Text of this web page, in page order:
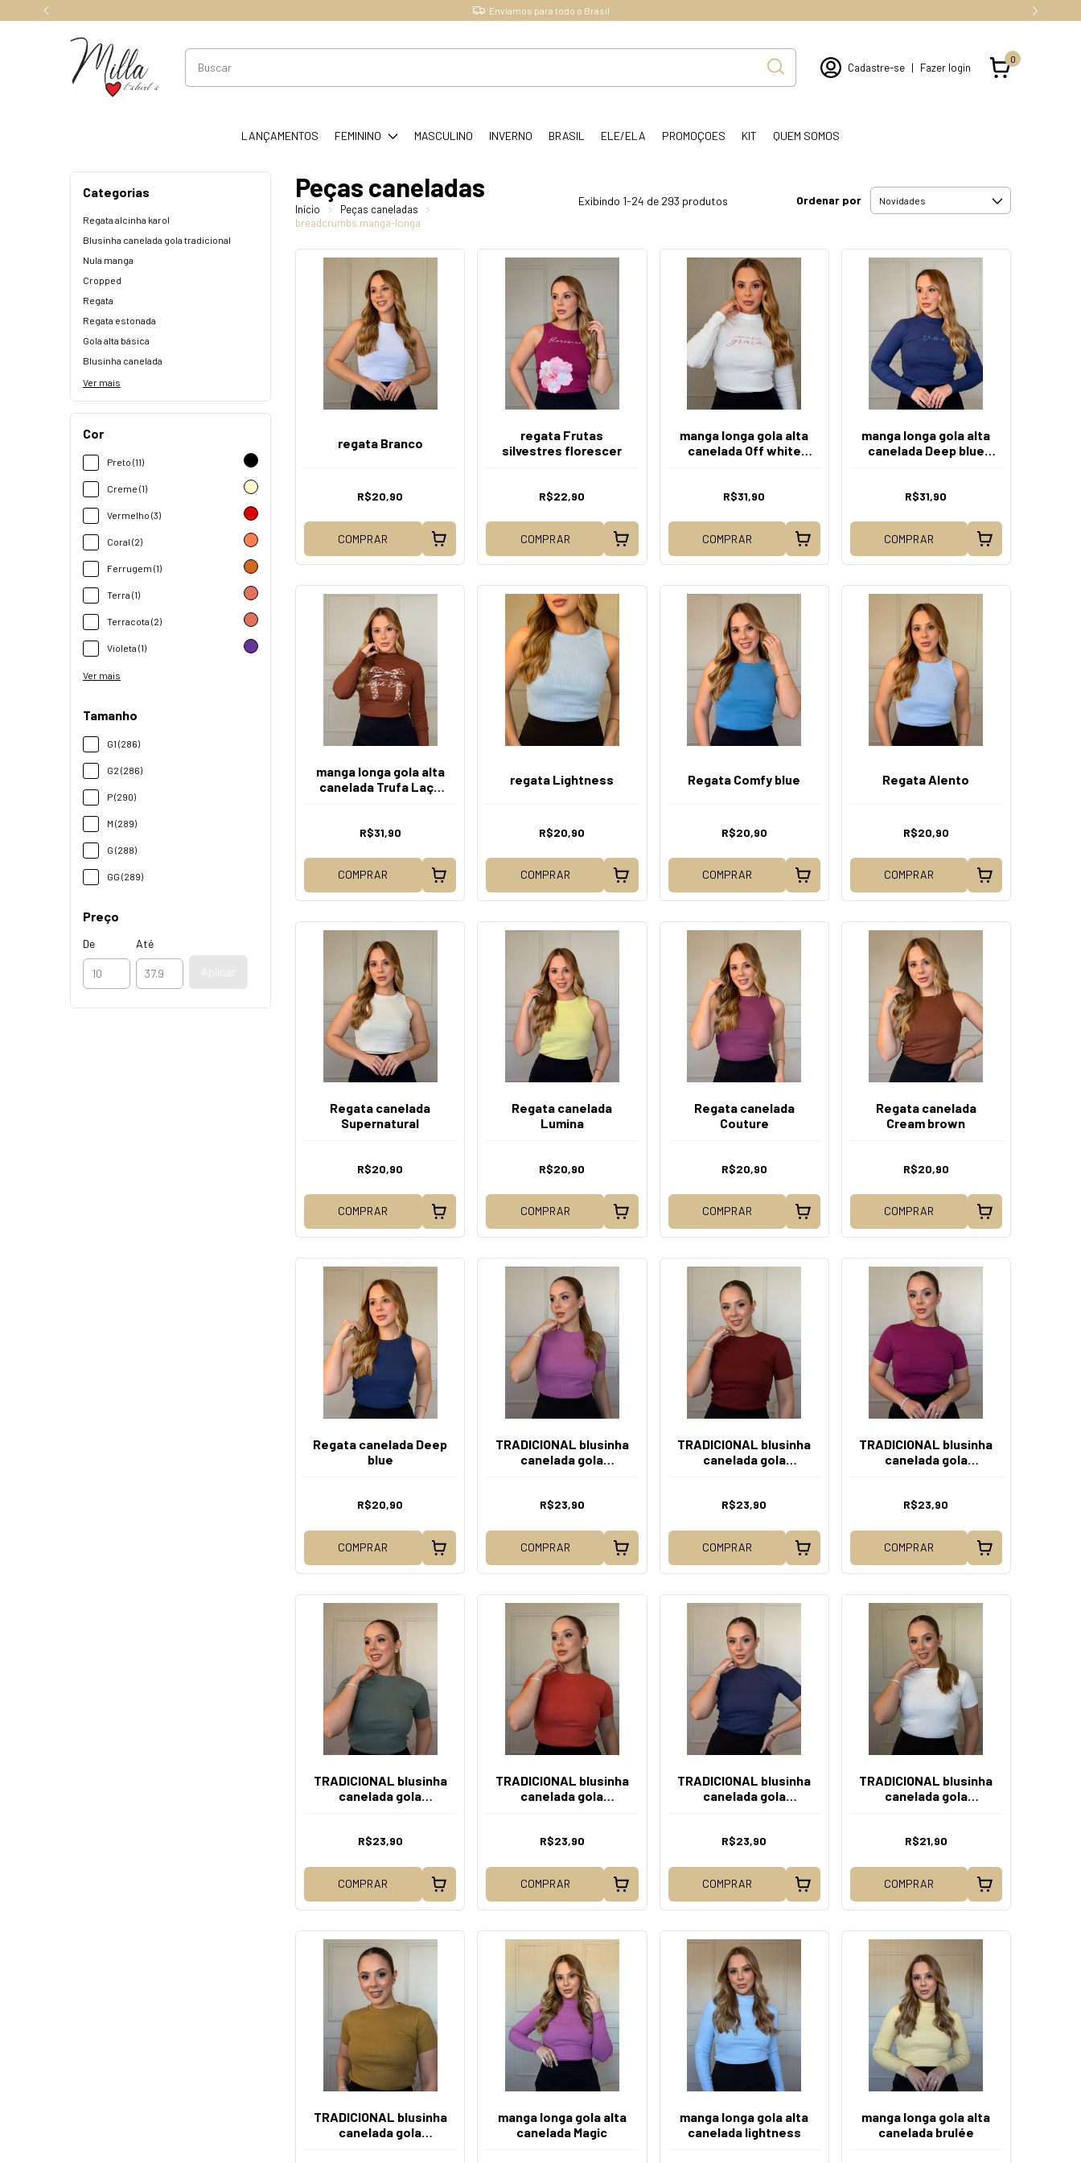
Cupom: MILLA5
Cadastre-se | Fazer login
0
LANÇAMENTOS FEMININO MASCULINO INVERNO BRASIL ELE/ELA PROMOÇOES KIT QUEM SOMOS
Categorias
Regata alcinha karol
Blusinha canelada gola tradicional
Nula manga
Cropped
Regata
Regata estonada
Gola alta básica
Blusinha canelada
Ver mais
Cor
Preto (11)
Creme (1)
Vermelho (3)
Coral (2)
Ferrugem (1)
Terra (1)
Terracota (2)
Violeta (1)
Ver mais
Tamanho
G1 (286)
G2 (286)
P (290)
M (289)
G (288)
GG (289)
Preço
De Até
Aplicar
Peças caneladas
Início
Peças caneladas
breadcrumbs.manga-longa
Exibindo 1-24 de 293 produtos Ordenar por
regata Branco
R$20,90
COMPRAR
regata Frutas
silvestres florescer
R$22,90
COMPRAR
manga longa gola alta
canelada Off white
R$31,90
COMPRAR
manga longa gola alta
canelada Deep blue
R$31,90
COMPRAR
manga longa gola alta
canelada Trufa Laço
R$31,90
COMPRAR
regata Lightness
R$20,90
COMPRAR
Regata Comfy blue
R$20,90
COMPRAR
Regata Alento
R$20,90
COMPRAR
Regata canelada
Supernatural
R$20,90
COMPRAR
Regata canelada
Lumina
R$20,90
COMPRAR
Regata canelada
Couture
R$20,90
COMPRAR
Regata canelada
Cream brown
R$20,90
COMPRAR
Regata canelada Deep
blue
R$20,90
COMPRAR
TRADICIONAL blusinha
canelada gola
R$23,90
COMPRAR
TRADICIONAL blusinha
canelada gola
R$23,90
COMPRAR
TRADICIONAL blusinha
canelada gola
R$23,90
COMPRAR
TRADICIONAL blusinha
canelada gola
R$23,90
COMPRAR
TRADICIONAL blusinha
canelada gola
R$23,90
COMPRAR
TRADICIONAL blusinha
canelada gola
R$23,90
COMPRAR
TRADICIONAL blusinha
canelada gola
R$21,90
COMPRAR
TRADICIONAL blusinha
canelada gola
manga longa gola alta
canelada Magic
manga longa gola alta
canelada lightness
manga longa gola alta
canelada brulée